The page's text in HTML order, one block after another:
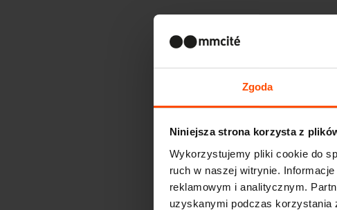
Zgoda
Niniejsza strona korzysta z
Wykorzystujemy pliki cookie do
ruch w naszej witrynie.
reklamowym i analitycznym.
uzyskanymi podczas korzystania